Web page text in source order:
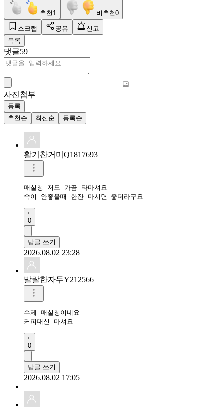
추천 1 비추천0
스크랩 공유
신고
목록
댓글59
사진첨부
등록
추천순
최신순 등록순
활기찬거미Q1817693
매실청 저도 가끔 타마셔요
속이 안좋을때 한잔 마시면 좋더라구요
0
답글 쓰기
2026.08.02 23:28
발랄한자두Y212566
수제 매실청이네요
커피대신 마셔요
0
답글 쓰기
2026.08.02 17:05